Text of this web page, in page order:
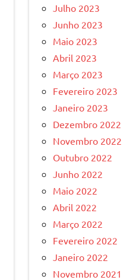
Julho 2023
Junho 2023
Maio 2023
Abril 2023
Março 2023
Fevereiro 2023
Janeiro 2023
Dezembro 2022
Novembro 2022
Outubro 2022
Junho 2022
Maio 2022
Abril 2022
Março 2022
Fevereiro 2022
Janeiro 2022
Novembro 2021